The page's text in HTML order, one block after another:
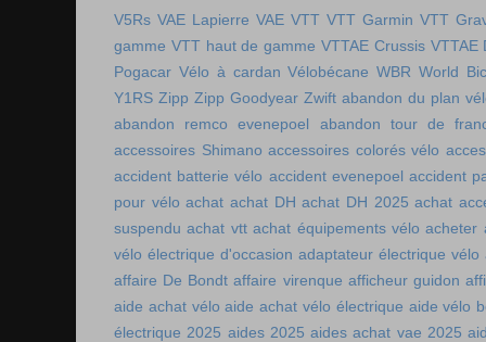
V5Rs VAE Lapierre VAE VTT VTT Garmin VTT
gamme VTT haut de gamme VTTAE Crussis VTTAE
Pogacar Vélo à cardan Vélobécane WBR World
Y1RS Zipp Zipp Goodyear Zwift abandon du plan
abandon remco evenepoel
abandon tour de
accessoires Shimano accessoires colorés vélo
accident batterie vélo accident evenepoel accident
pour vélo achat achat DH achat DH 2025 achat
suspendu achat vtt achat équipements vélo acheter
vélo électrique d'occasion adaptateur électrique vélo
affaire De Bondt affaire virenque afficheur guidon
aide achat vélo aide achat vélo électrique aide vélo
électrique 2025 aides 2025 aides achat vae 2025